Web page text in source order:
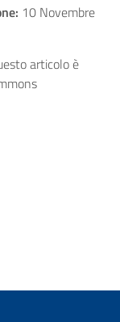
10 Novembre
articolo è